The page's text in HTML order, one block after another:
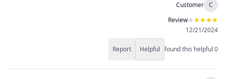
C
Customer
Review
12/21/2024
0
found this helpful
Helpful
Report